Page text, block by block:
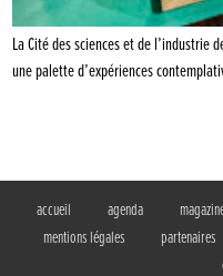
La Cité des sciences et de l’industrie
une palette d’expériences
accueil agenda
mentions légales
partenaires